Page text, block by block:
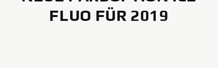
FLUO FÜR 2019